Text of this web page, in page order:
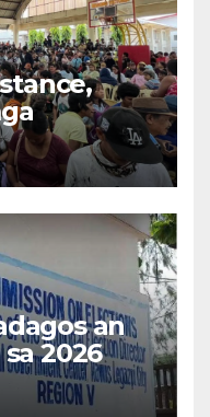
Mindoro
an
2026